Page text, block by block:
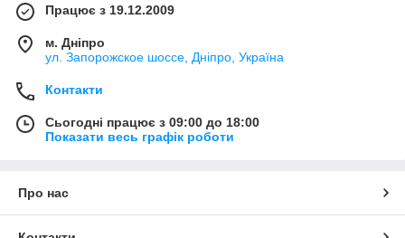
Працює з 19.12.2009
м. Дніпро
ул. Запорожское шоссе, Дніпро, Україна
Контакти
Сьогодні працює з 09:00 до 18:00
Показати весь графік роботи
Про нас